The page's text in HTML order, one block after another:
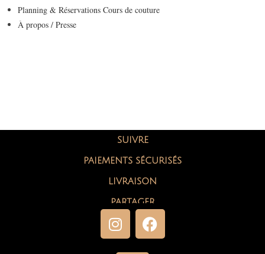
Planning & Réservations Cours de couture
À propos / Presse
SUIVRE
PAIEMENTS SÉCURISÉS
LIVRAISON
PARTAGER